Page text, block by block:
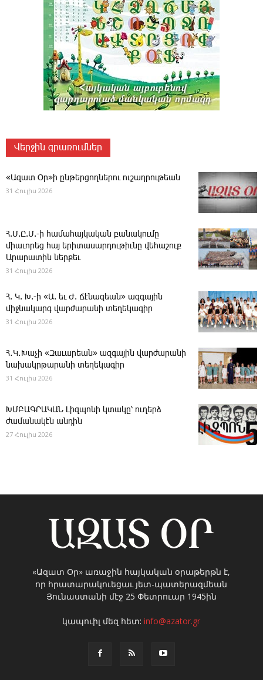
Վերջին գրառումներ
«Ազատ Օր»ի ընթերցողներու ուշադրութեան
31 Հուլիս 2026
Հ.Մ.Ը.Մ.-ի համահայկական բանակումը
միաւորեց հայ երիտասարդութիւնը վեհաշուք
Արարատին ներքեւ
31 Հուլիս 2026
Հ. Կ. Խ.-ի «Ա. եւ Ժ. ­Ճէնազեան» ազգային
միջնակարգ վարժարանի տեղեկագիր
31 Հուլիս 2026
Հ․Կ․Խաչի «Զաւարեան» ազգային վարժարանի
նախակրթարանի տեղեկագիր
31 Հուլիս 2026
ԽՄԲԱԳՐԱԿԱՆ ­Լիզպոնի կտակը՝ ուղերձ
ժամանակէն անդին
27 Հուլիս 2026
«Ազատ Օր» առաջին հայկական օրաթերթն է,
որ հրատարակուեցաւ յետ-պատերազմեան
Յունաստանի մէջ 25 Փետրուար 1945ին
կապուիլ մեզ հետ:info@azator.gr